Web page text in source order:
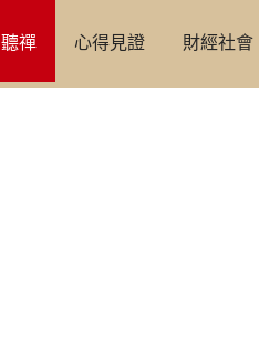
聽禪 心得見證 財經社會